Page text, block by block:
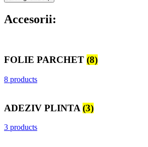
Accesorii:
FOLIE PARCHET (8)
8 products
ADEZIV PLINTA (3)
3 products